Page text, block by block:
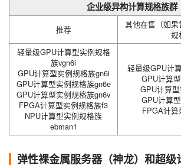
企业级异构计算规格族群
推荐
其他在售（如
规
轻量级GPU计算型实例规格
族vgn6i
GPU计算型实例规格族gn6i
GPU计算型实例规格族gn6e
GPU计算型实例规格族gn6v
FPGA计算型实例规格族f3
NPU计算型实例规格族
ebman1
轻量级GPU计
GPU计算
GPU计算
GPU计算
FPGA计算
弹性裸金属服务器（神龙）和超级